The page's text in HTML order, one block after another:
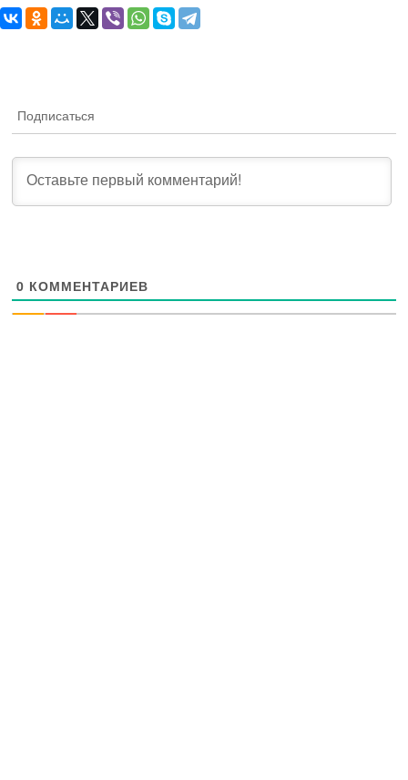
Подписаться
0 КОММЕНТАРИЕВ